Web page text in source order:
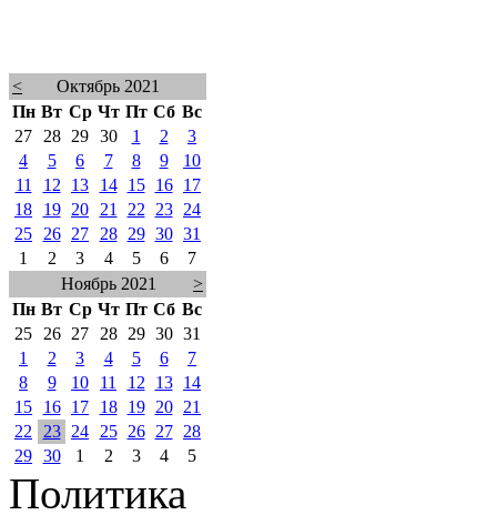
<
Октябрь 2021
Пн Вт Ср Чт Пт Сб Вс
27
28 29 30 1 2
3
4
5 6 7 8 9
10
11
12 13 14 15 16
17
18
19 20 21 22 23
24
25
26 27 28 29 30 31
1
2 3 4 5 6
7
Ноябрь 2021
>
Пн Вт Ср Чт Пт Сб Вс
25
26 27 28 29 30 31
1
2 3 4 5 6
7
8
9 10 11 12 13
14
15
16 17 18 19 20
21
22
23 24 25 26 27
28
29 30 1 2 3 4 5
Политика